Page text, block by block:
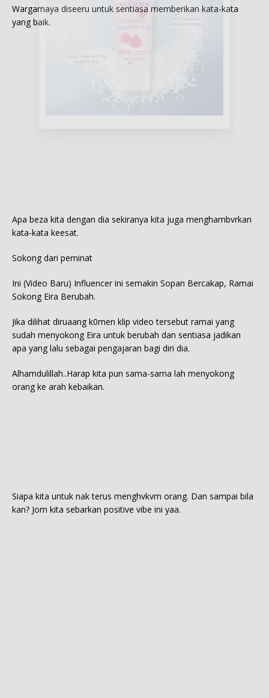
Wargamaya diseeru untuk sentiasa memberikan kata-kata
yang baik.
Apa beza kita dengan dia sekiranya kita juga menghambvrkan
kata-kata keesat.
Sokong dari peminat
Ini (Video Baru) Influencer ini semakin Sopan Bercakap, Ramai
Sokong Eira Berubah.
Jika dilihat diruaang k0men klip video tersebut ramai yang
sudah menyokong Eira untuk berubah dan sentiasa jadikan
apa yang lalu sebagai pengajaran bagi diri dia.
Alhamdulillah..Harap kita pun sama-sama lah menyokong
orang ke arah kebaikan.
Siapa kita untuk nak terus menghvkvm orang. Dan sampai bila
kan? Jom kita sebarkan positive vibe ini yaa.